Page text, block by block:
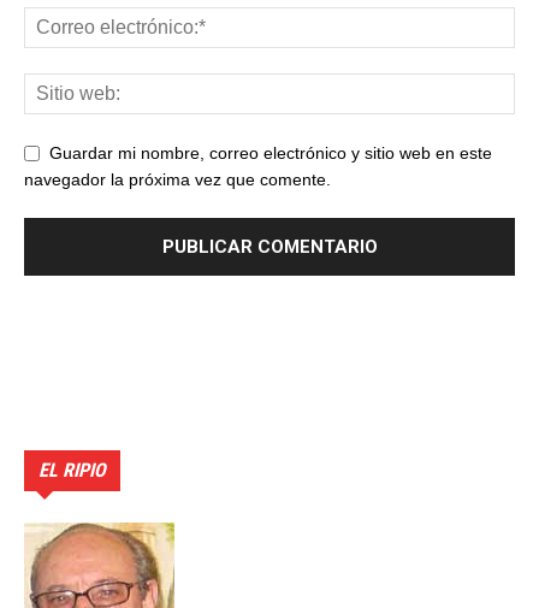
Guardar mi nombre, correo electrónico y sitio web en este
navegador la próxima vez que comente.
EL RIPIO